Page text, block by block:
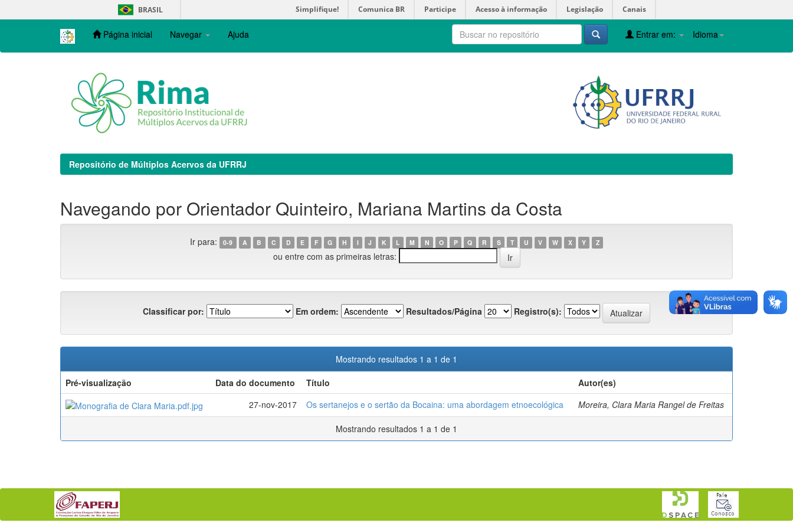
navigation
BRASIL Simplifique! Comunica BR Participe Acesso à informação Legislação Canais
Página inicial Navegar Ajuda Idioma
Entrar em:
Repositório de Múltiplos Acervos da UFRRJ
Navegando por Orientador Quinteiro, Mariana Martins da Costa
Ir para: 0-9 A B C D E F G H I J K L M N O P Q R S T U V W X Y Z
ou entre com as primeiras letras:
Classificar por: Em ordem: Resultados/Página Registro(s):
Mostrando resultados 1 a 1 de 1
Pré-visualização
Data do documento Título
Autor(es)
27-nov-2017
Os sertanejos e o sertão da Bocaina: uma abordagem etnoecológica Moreira, Clara Maria Rangel de Freitas
Mostrando resultados 1 a 1 de 1